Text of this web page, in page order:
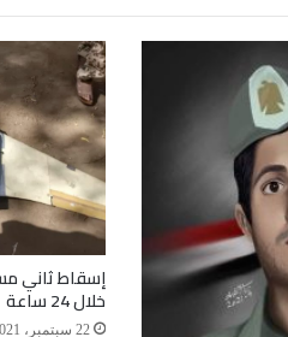
إسقاط ثاني
خلال 24 ساعة
22 سبتمبر، 2021